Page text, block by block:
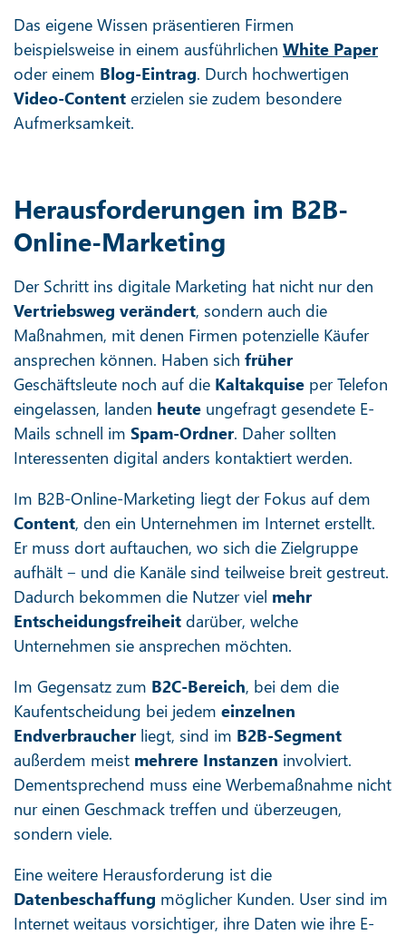
Das eigene Wissen präsentieren Firmen
beispielsweise in einem ausführlichen White Paper
oder einem Blog-Eintrag. Durch hochwertigen
Video-Content erzielen sie zudem besondere
Aufmerksamkeit.
Herausforderungen im B2B-
Online-Marketing
Der Schritt ins digitale Marketing hat nicht nur den
Vertriebsweg verändert, sondern auch die
Maßnahmen, mit denen Firmen potenzielle Käufer
ansprechen können. Haben sich früher
Geschäftsleute noch auf die Kaltakquise per Telefon
eingelassen, landen heute ungefragt gesendete E-
Mails schnell im Spam-Ordner. Daher sollten
Interessenten digital anders kontaktiert werden.
Im B2B-Online-Marketing liegt der Fokus auf dem
Content, den ein Unternehmen im Internet erstellt.
Er muss dort auftauchen, wo sich die Zielgruppe
aufhält ‒ und die Kanäle sind teilweise breit gestreut.
Dadurch bekommen die Nutzer viel mehr
Entscheidungsfreiheit darüber, welche
Unternehmen sie ansprechen möchten.
Im Gegensatz zum B2C-Bereich, bei dem die
Kaufentscheidung bei jedem einzelnen
Endverbraucher liegt, sind im B2B-Segment
außerdem meist mehrere Instanzen involviert.
Dementsprechend muss eine Werbemaßnahme nicht
nur einen Geschmack treffen und überzeugen,
sondern viele.
Eine weitere Herausforderung ist die
Datenbeschaffung möglicher Kunden. User sind im
Internet weitaus vorsichtiger, ihre Daten wie ihre E-